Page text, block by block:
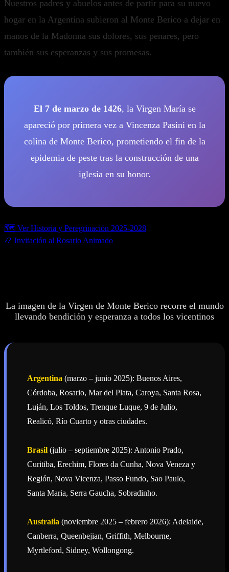
Nuestros padres y abuelos antes de partir para su nuevo
hogar en la Argentina subieron al Monte Berico a dejar en
manos de la Madonna sus dolores, sus penares, pero
también sus esperanzas y sus promesas.
El 7 de marzo de 1426, la Virgen María se
apareció por primera vez a Vincenza Pasini en la
colina de Monte Berico, prometiendo el fin de la
epidemia de peste tras la construcción de una
iglesia en su honor.
🗺️ Ver Historia y Peregrinación 2025-2028
📿 Invitación al Rosario Animado
La imagen de la Virgen de Monte Berico recorre el mundo
llevando bendición y esperanza a todos los vicentinos
Argentina (marzo – junio 2025): Buenos Aires,
Córdoba, Rosario, Mar del Plata, Caroya, Santa Rosa,
Luján, Los Toldos, Trenque Luque, 9 de Julio,
Realicó, Río Cuarto y otras ciudades.
Brasil (julio – septiembre 2025): Antonio Prado,
Curitiba, Erechim, Flores da Cunha, Nova Veneza y
Región, Nova Vicenza, Passo Fundo, Sao Paulo,
Santa Maria, Serra Gaucha, Sobradinho.
Australia (noviembre 2025 – febrero 2026): Adelaide,
Canberra, Queenbejian, Griffith, Melbourne,
Myrtleford, Sidney, Wollongong.